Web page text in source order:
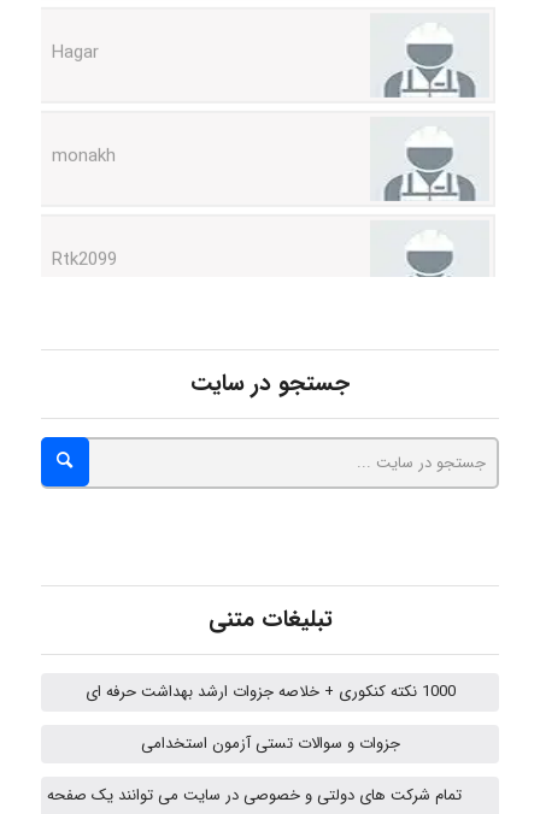
Hasan haghparast
جستجو در سایت
تبلیغات متنی
1000 نکته کنکوری + خلاصه جزوات ارشد بهداشت حرفه ای
جزوات و سوالات تستی آزمون استخدامی
تمام شرکت های دولتی و خصوصی در سایت می توانند یک صفحه